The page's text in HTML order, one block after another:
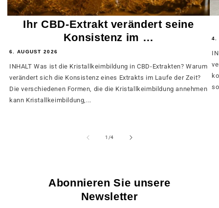
Ihr CBD-Extrakt verändert seine
Konsistenz im …
6. AUGUST 2026
INHALT Was ist die Kristallkeimbildung in CBD-Extrakten? Warum
verändert sich die Konsistenz eines Extrakts im Laufe der Zeit?
Die verschiedenen Formen, die die Kristallkeimbildung annehmen
kann Kristallkeimbildung,...
4.
1 /von
4
Abonnieren Sie unsere
Newsletter